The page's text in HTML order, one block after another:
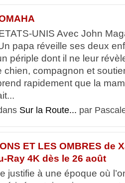
UNIS Avec John
papa réveille ses deux
périple dont il ne leur
chien, compagnon et
rapidement que la
Sur la Route... par
ET LES OMBRES de
Ray 4K dès le 26 août
justifie à une époque où